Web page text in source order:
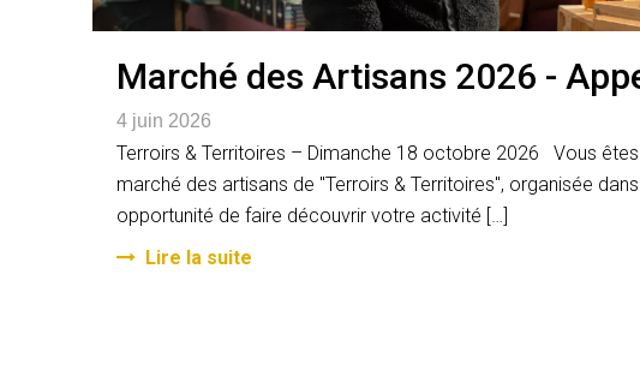
Marché des Artisans 2026 -
4 juin 2026
Terroirs & Territoires – Dimanche 18 octobre 2026 Vous
marché des artisans de "Terroirs & Territoires", organisée
opportunité de faire découvrir votre activité […]
Lire la suite